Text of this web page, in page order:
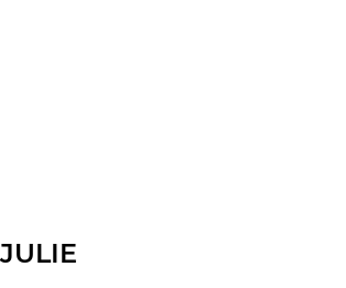
JULIE